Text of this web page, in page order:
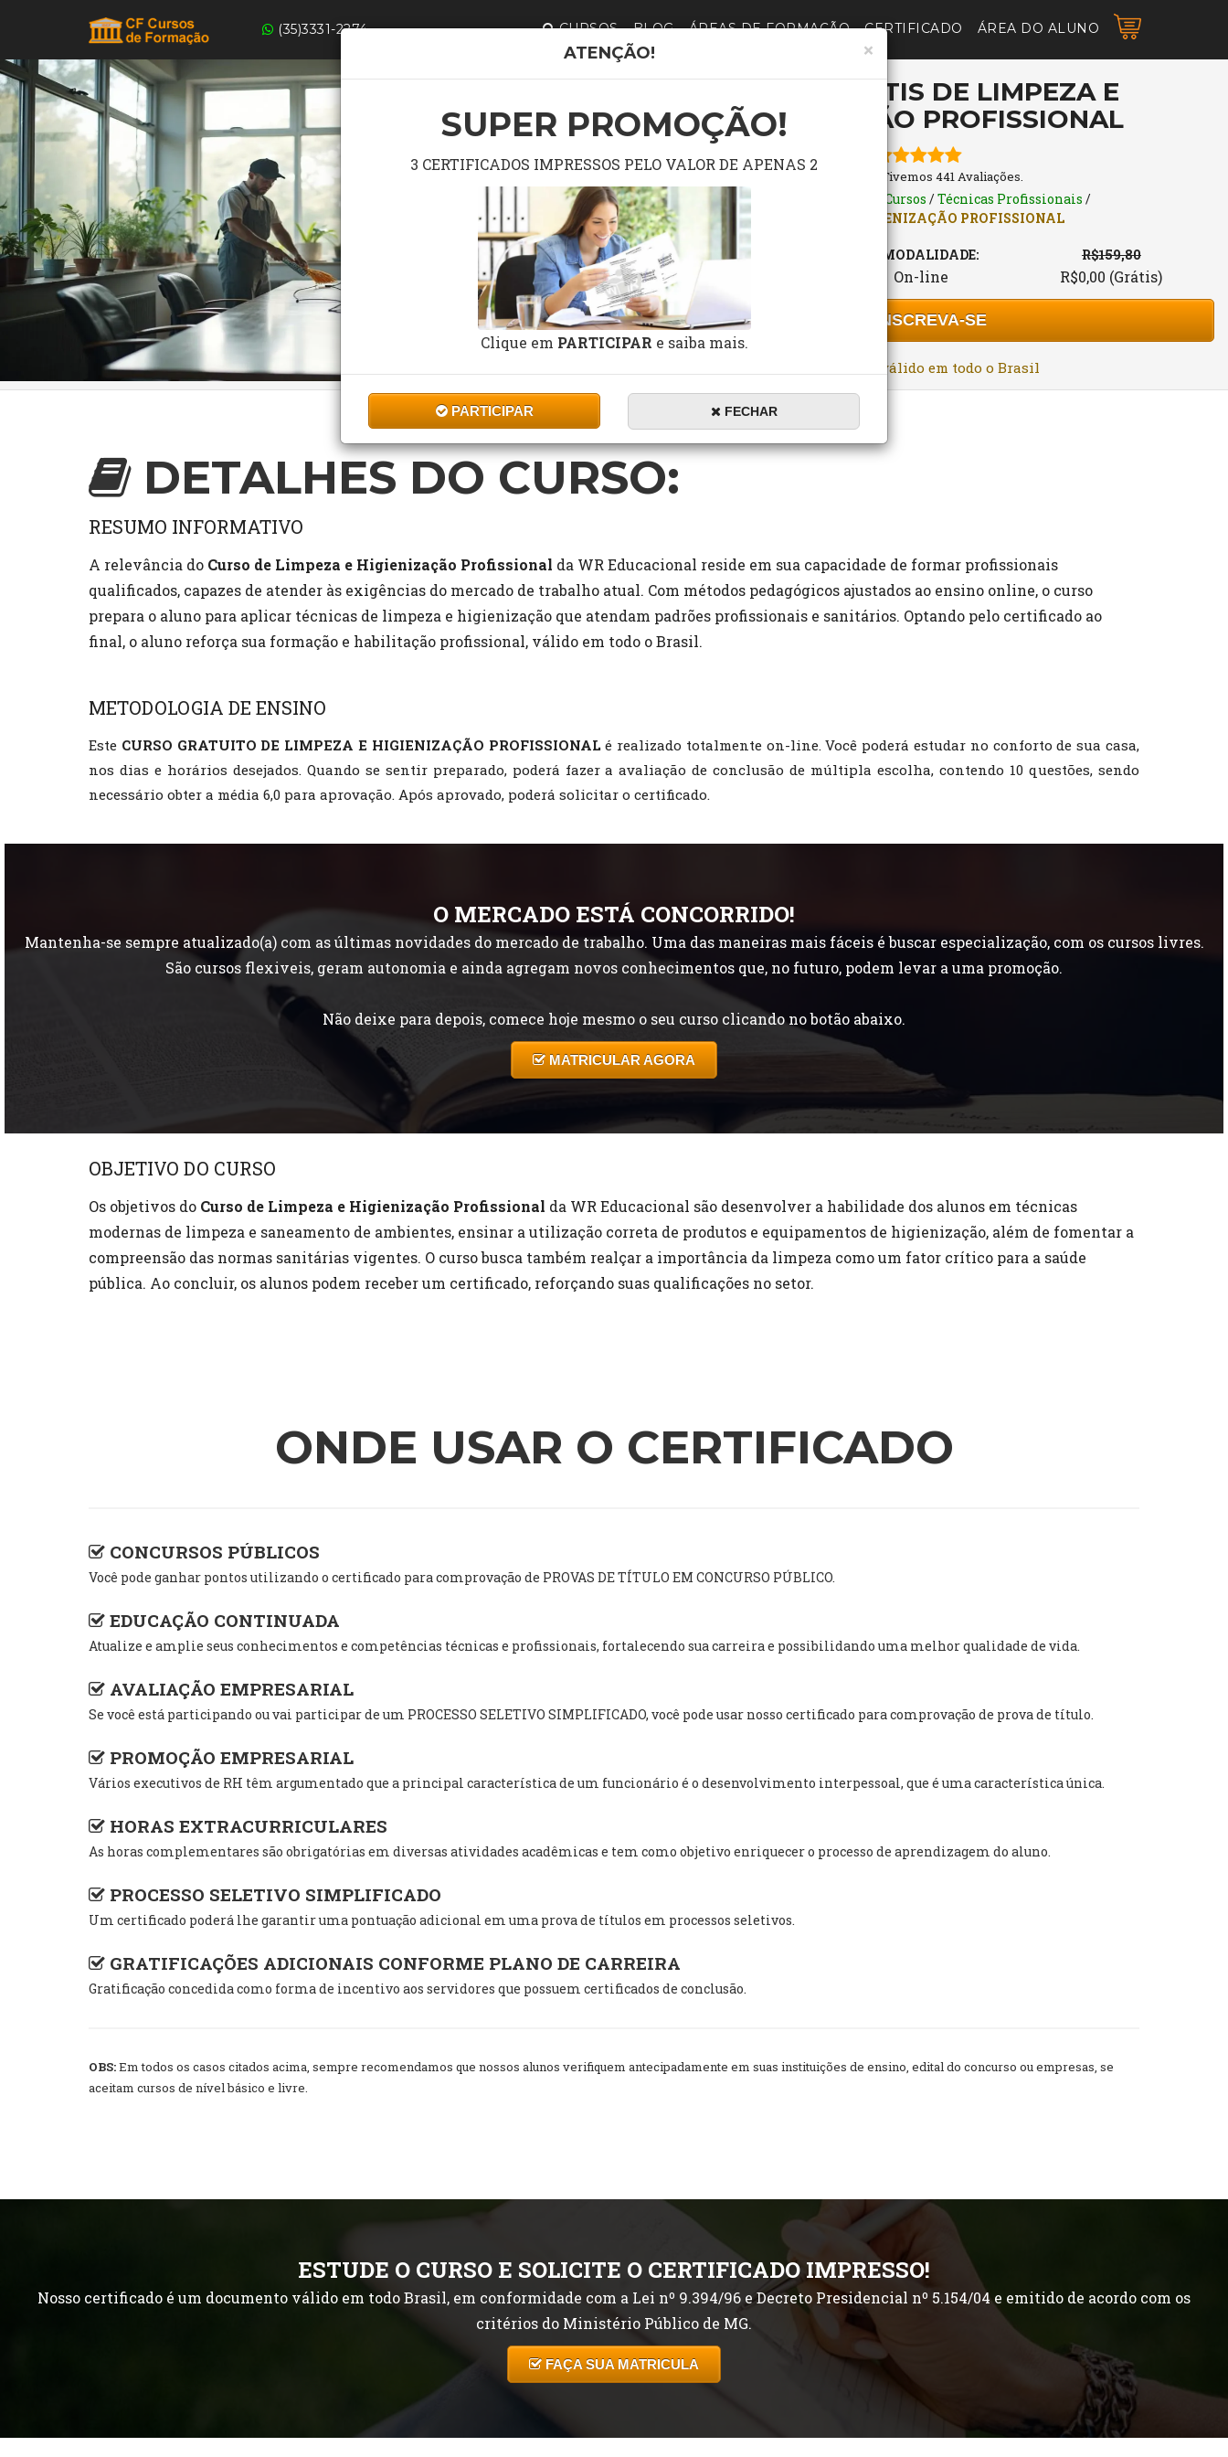
(35)3331-2274 CURSOS BLOG ÁREAS DE FORMAÇÃO CERTIFICADO ÁREA DO ALUNO
CURSO GRÁTIS DE LIMPEZA E
HIGIENIZAÇÃO PROFISSIONAL
5 Estrelas. Tivemos 441 Avaliações.
Cursos de Formação Cursos /Técnicas Profissionais /
LIMPEZA E HIGIENIZAÇÃO PROFISSIONAL
DURAÇÃO: MODALIDADE:
On-line
R$159,80
R$0,00 (Grátis)
INSCREVA-SE
Certificado válido em todo o Brasil
DETALHES DO CURSO:
RESUMO INFORMATIVO
A relevância do Curso de Limpeza e Higienização Profissional da WR Educacional reside em sua capacidade de formar profissionais
qualificados, capazes de atender às exigências do mercado de trabalho atual. Com métodos pedagógicos ajustados ao ensino online, o curso
prepara o aluno para aplicar técnicas de limpeza e higienização que atendam padrões profissionais e sanitários. Optando pelo certificado ao
final, o aluno reforça sua formação e habilitação profissional, válido em todo o Brasil.
METODOLOGIA DE ENSINO
Este CURSO GRATUITO DE LIMPEZA E HIGIENIZAÇÃO PROFISSIONALé realizado totalmente on-line. Você poderá estudar no conforto de sua casa,
nos dias e horários desejados. Quando se sentir preparado, poderá fazer a avaliação de conclusão de múltipla escolha, contendo 10 questões, sendo
necessário obter a média 6,0 para aprovação. Após aprovado, poderá solicitar o certificado.
O MERCADO ESTÁ CONCORRIDO!
Mantenha-se sempre atualizado(a) com as últimas novidades do mercado de trabalho. Uma das maneiras mais fáceis é buscar especialização, com os cursos livres.
São cursos flexiveis, geram autonomia e ainda agregam novos conhecimentos que, no futuro, podem levar a uma promoção.
Não deixe para depois, comece hoje mesmo o seu curso clicando no botão abaixo.
MATRICULAR AGORA
OBJETIVO DO CURSO
Os objetivos do Curso de Limpeza e Higienização Profissional da WR Educacional são desenvolver a habilidade dos alunos em técnicas
modernas de limpeza e saneamento de ambientes, ensinar a utilização correta de produtos e equipamentos de higienização, além de fomentar a
compreensão das normas sanitárias vigentes. O curso busca também realçar a importância da limpeza como um fator crítico para a saúde
pública. Ao concluir, os alunos podem receber um certificado, reforçando suas qualificações no setor.
ONDE USAR O CERTIFICADO
CONCURSOS PÚBLICOS
Você pode ganhar pontos utilizando o certificado para comprovação de PROVAS DE TÍTULO EM CONCURSO PÚBLICO.
EDUCAÇÃO CONTINUADA
Atualize e amplie seus conhecimentos e competências técnicas e profissionais, fortalecendo sua carreira e possibilidando uma melhor qualidade de vida.
AVALIAÇÃO EMPRESARIAL
Se você está participando ou vai participar de um PROCESSO SELETIVO SIMPLIFICADO, você pode usar nosso certificado para comprovação de prova de título.
PROMOÇÃO EMPRESARIAL
Vários executivos de RH têm argumentado que a principal característica de um funcionário é o desenvolvimento interpessoal, que é uma característica única.
HORAS EXTRACURRICULARES
As horas complementares são obrigatórias em diversas atividades acadêmicas e tem como objetivo enriquecer o processo de aprendizagem do aluno.
PROCESSO SELETIVO SIMPLIFICADO
Um certificado poderá lhe garantir uma pontuação adicional em uma prova de títulos em processos seletivos.
GRATIFICAÇÕES ADICIONAIS CONFORME PLANO DE CARREIRA
Gratificação concedida como forma de incentivo aos servidores que possuem certificados de conclusão.
OBS:Em todos os casos citados acima, sempre recomendamos que nossos alunos verifiquem antecipadamente em suas instituições de ensino, edital do concurso ou empresas, se
aceitam cursos de nível básico e livre.
ESTUDE O CURSO E SOLICITE O CERTIFICADO IMPRESSO!
Nosso certificado é um documento válido em todo Brasil, em conformidade com a Lei nº 9.394/96 e Decreto Presidencial nº 5.154/04 e emitido de acordo com os
critérios do Ministério Público de MG.
FAÇA SUA MATRICULA
×
ATENÇÃO!
SUPER PROMOÇÃO!
3 CERTIFICADOS IMPRESSOS PELO VALOR DE APENAS 2
Clique em PARTICIPAR e saiba mais.
PARTICIPAR FECHAR